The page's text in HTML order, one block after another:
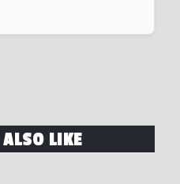
LIKE